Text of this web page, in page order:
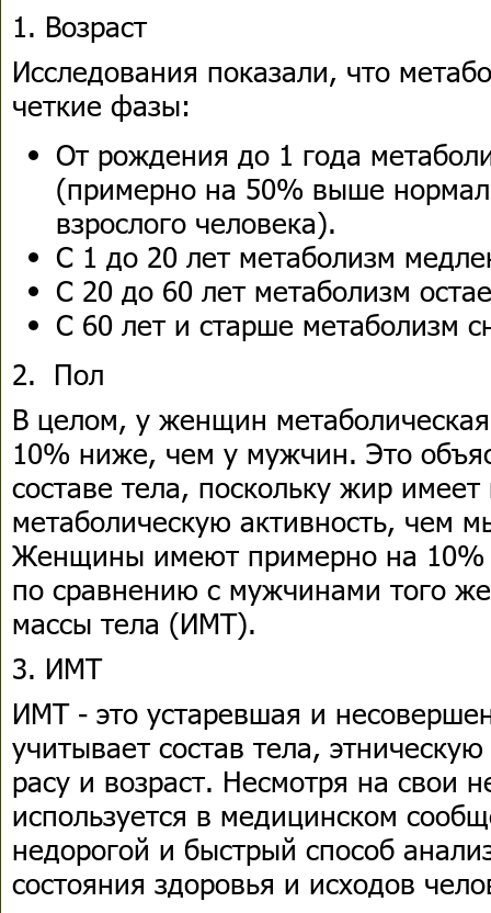
1. Возраст
Исследования показали, что
четкие фазы:
От рождения до 1 года
(примерно на 50% выше
взрослого человека).
С 1 до 20 лет метаболизм
С 20 до 60 лет метаболизм
С 60 лет и старше метаболизм
2. Пол
В целом, у женщин
10% ниже, чем у мужчин. Это
составе тела, поскольку жир
метаболическую активность, чем
Женщины имеют примерно на 10%
по сравнению с мужчинами того
массы тела (ИМТ).
3. ИМТ
ИМТ - это устаревшая и
учитывает состав тела,
расу и возраст. Несмотря на свои
используется в медицинском
недорогой и быстрый способ
состояния здоровья и исходов